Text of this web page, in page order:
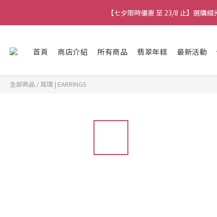
【七夕限時優惠 至 23/8 止】全店限時任選
【七夕限時優惠 至 23/8 止】選購
首頁 商店介紹 所有商品 翡翠年糕 最新活動
全部商品 /耳環 | EARRINGS